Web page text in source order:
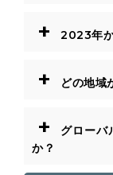
+ 2023年
+ どの地域
+
グローバ
か？